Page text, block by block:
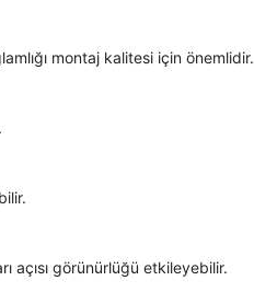
montaj kalitesi için önemlidir.
açısı görünürlüğü etkileyebilir.